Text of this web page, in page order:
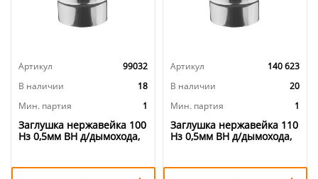
Артикул
99032
В наличии
18
Мин. партия
1
Заглушка нержавейка 100
Нз 0,5мм ВН д/дымохода,
Артикул
140 623
В наличии
20
Мин. партия
1
Заглушка нержавейка 110
Нз 0,5мм ВН д/дымохода,